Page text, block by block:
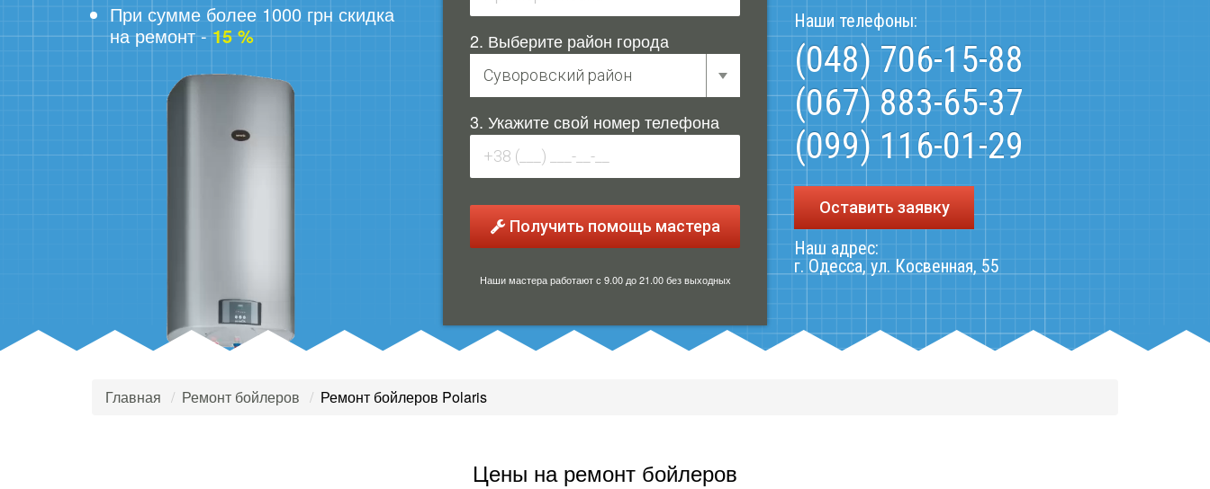
При сумме более 1000 грн скидка
на ремонт -15 % 2. Выберите район города
3. Укажите свой номер телефона
Получить помощь мастера
Наши мастера работают с 9.00 до 21.00 без выходных
Наши телефоны:
(048) 706-15-88
(067) 883-65-37
(099) 116-01-29
Оставить заявку
Наш адрес:
г. Одесса, ул. Косвенная, 55
Главная Ремонт бойлеров Ремонт бойлеров Polaris
Цены на ремонт бойлеров